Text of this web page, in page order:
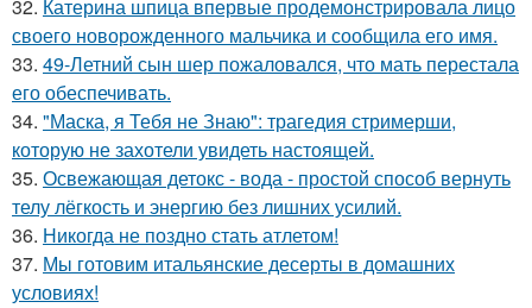
32. Катерина шпица впервые продемонстрировала лицо
своего новорожденного мальчика и сообщила его имя.
33. 49-Летний сын шер пожаловался, что мать перестала
его обеспечивать.
34. "Маска, я Тебя не Знаю": трагедия стримерши,
которую не захотели увидеть настоящей.
35. Освежающая детокс - вода - простой способ вернуть
телу лёгкость и энергию без лишних усилий.
36. Никогда не поздно стать атлетом!
37. Мы готовим итальянские десерты в домашних
условиях!